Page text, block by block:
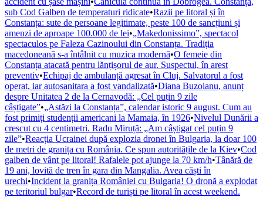
sub Cod Galben de temperaturi ridicate•Razii pe litoral și în
Constanța: sute de persoane legitimate, peste 100 de sancțiuni și
amenzi de aproape 100.000 de lei•„Makedonissimo”, spectacol
spectaculos pe Faleza Cazinoului din Constanța. Tradiția
macedoneană s-a întâlnit cu muzica modernă•O femeie din
Constanța atacată pentru lănțișorul de aur. Suspectul, în arest
preventiv•Echipaj de ambulanță agresat în Cluj. Salvatorul a fost
operat, iar autosanitara a fost vandalizată•Diana Buzoianu, anunț
despre Unitatea 2 de la Cernavodă: „Cel puțin 9 zile
câștigate”•„Astăzi la Constanța”, calendar istoric 9 august. Cum au
fost primiți studenții americani la Mamaia, în 1926•Nivelul Dunării a
crescut cu 4 centimetri. Radu Miruță: „Am câștigat cel puțin 9
zile”•Reacția Ucrainei după explozia dronei în Bulgaria, la doar 100
de metri de granița cu România. Ce spun autoritățile de la Kiev•Cod
galben de vânt pe litoral! Rafalele pot ajunge la 70 km/h•Tânără de
19 ani, lovită de tren în gara din Mangalia. Avea căști în
urechi•Incident la granița României cu Bulgaria! O dronă a explodat
pe teritoriul bulgar•Record de turiști pe litoral în acest weekend.